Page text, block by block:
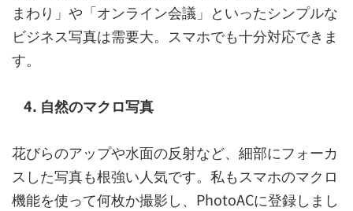
まわり」や「オンライン会議」といったシンプルな
ビジネス写真は需要大。スマホでも十分対応できま
す。
4. 自然のマクロ写真
花びらのアップや水面の反射など、細部にフォーカ
スした写真も根強い人気です。私もスマホのマクロ
機能を使って何枚か撮影し、PhotoACに登録しまし